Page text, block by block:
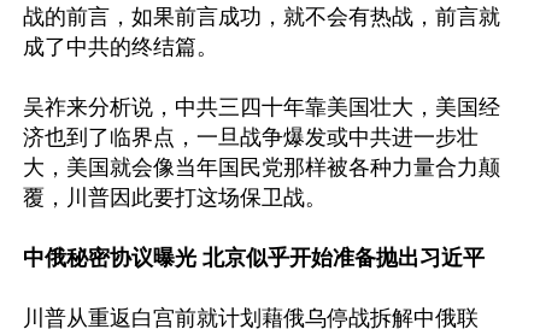
战的前言，如果前言成功，就不会有热战，前言就
成了中共的终结篇。
吴祚来分析说，中共三四十年靠美国壮大，美国经
济也到了临界点，一旦战争爆发或中共进一步壮
大，美国就会像当年国民党那样被各种力量合力颠
覆，川普因此要打这场保卫战。
中俄秘密协议曝光 北京似乎开始准备抛出习近平
川普从重返白宫前就计划藉俄乌停战拆解中俄联